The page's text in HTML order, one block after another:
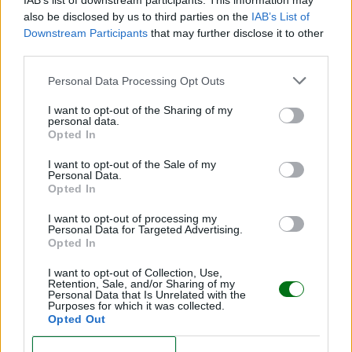
also be disclosed by us to third parties on the IAB’s List of
Downstream Participants that may further disclose it to other
Personal Data Processing Opt Outs
I want to opt-out of the Sharing of my
personal data.
Opted In
I want to opt-out of the Sale of my
Personal Data.
Opted In
I want to opt-out of processing my
Personal Data for Targeted Advertising.
Opted In
I want to opt-out of Collection, Use,
Retention, Sale, and/or Sharing of my
Personal Data that Is Unrelated with the
Purposes for which it was collected.
Opted Out
En caso de que tú o tu pareja tengan una alergia
alimentaria comprobada por un especialista, es
Los aditivos de los alimentos, como colorantes,
espesantes y preservativos ocasionan reacciones
alérgicas.
El tratamiento para la alergia alimentaria es retirar
suspenderlo, se aconseja acudir con el médico para
tomar las precauciones pertinentes. Lo mejor es no
correr el riesgo de provocar algún desequilibrio
alimentario que pueda perjudicar al bebé.
Durante el embarazo no hay cambios en las alergias